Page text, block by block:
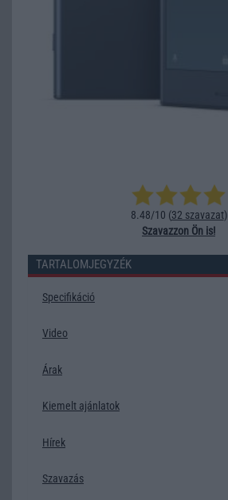
8.48/10 (32 szavazat)
Szavazzon Ön is!
TARTALOMJEGYZÉK
Specifikáció
Video
Árak
Kiemelt ajánlatok
Hírek
Szavazás